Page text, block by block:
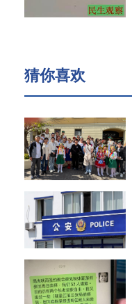
猜你喜欢